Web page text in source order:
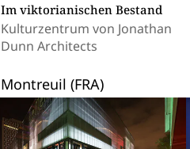
Im viktorianischen Bestand
Kulturzentrum von Jonathan
Dunn Architects
Montreuil (FRA)